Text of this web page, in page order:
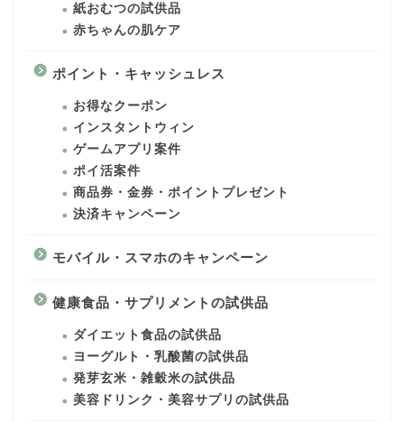
紙おむつの試供品
赤ちゃんの肌ケア
ポイント・キャッシュレス
お得なクーポン
インスタントウィン
ゲームアプリ案件
ポイ活案件
商品券・金券・ポイントプレゼント
決済キャンペーン
モバイル・スマホのキャンペーン
健康食品・サプリメントの試供品
ダイエット食品の試供品
ヨーグルト・乳酸菌の試供品
発芽玄米・雑穀米の試供品
美容ドリンク・美容サプリの試供品